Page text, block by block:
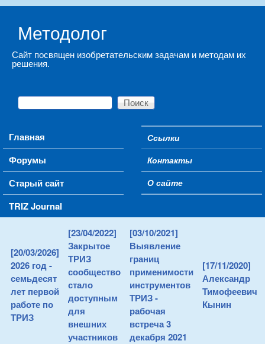
Методолог
Сайт посвящен изобретательским задачам и методам их
решения.
Форма поиска
Поиск
Main menu
Главная
Форумы
Старый сайт
TRIZ Journal
Secondary menu
Ссылки
Контакты
О сайте
[20/03/2026]
2026 год -
семьдесят
лет первой
работе по
ТРИЗ
[23/04/2022]
Закрытое
ТРИЗ
сообщество
стало
доступным
для
внешних
участников
[03/10/2021]
Выявление
границ
применимости
инструментов
ТРИЗ -
рабочая
встреча 3
декабря 2021
[17/11/2020]
Александр
Тимофеевич
Кынин